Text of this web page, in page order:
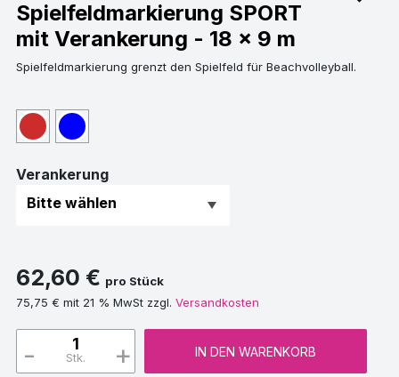
Spielfeldmarkierung SPORT
mit Verankerung - 18 x 9 m
Spielfeldmarkierung grenzt den Spielfeld für Beachvolleyball.
Verankerung
62,60 € pro Stück
75,75 € mit 21 % MwSt zzgl. Versandkosten
Stk. +
- IN DEN WARENKORB